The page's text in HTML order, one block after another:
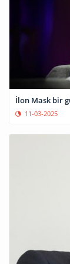
İlon Mask bir
11-03-2025